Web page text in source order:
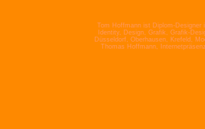
Tom Hoffmann ist Diplom-Designer
Identity, Design, Grafik, Grafik-
Düsseldorf, Oberhausen, Krefeld,
Thomas Hoffmann,